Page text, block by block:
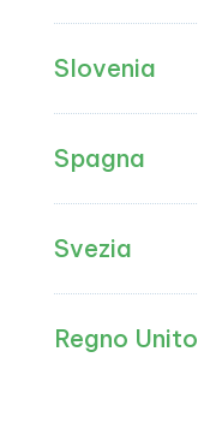
Slovenia
Spagna
Svezia
Regno Unito